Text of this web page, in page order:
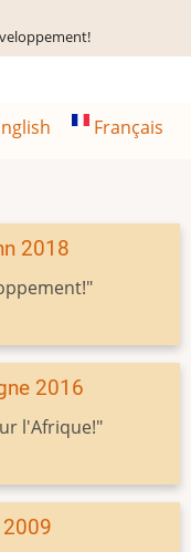
Français
2018
2016
l'Afrique!"